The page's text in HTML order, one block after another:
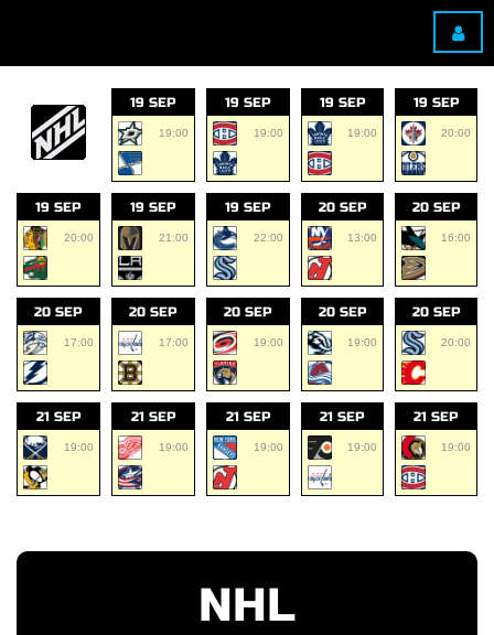
19 SEP
19:00
19 SEP
19:00
19 SEP
19:00
19 SEP
20:00
19 SEP
20:00
19 SEP
21:00
19 SEP
22:00
20 SEP
13:00
20 SEP
16:00
20 SEP
17:00
20 SEP
17:00
20 SEP
19:00
20 SEP
19:00
20 SEP
20:00
21 SEP
19:00
21 SEP
19:00
21 SEP
19:00
21 SEP
19:00
21 SEP
19:00
NHL